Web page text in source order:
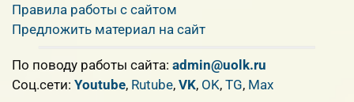
Правила работы с сайтом
Предложить материал на сайт
По поводу работы сайта: admin@uolk.ru
Cоц.сети: Youtube, Rutube, VK, OK, TG, Max